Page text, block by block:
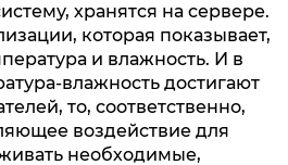
хранятся на сервере.
которая показывает,
и влажность. И в
влажность достигают
то, соответственно,
воздействие для
необходимые,